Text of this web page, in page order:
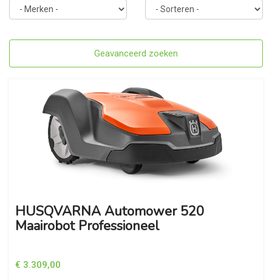
Toggle
navigation
Geavanceerd zoeken
HUSQVARNA Automower 520
Maairobot Professioneel
€ 3.309,00